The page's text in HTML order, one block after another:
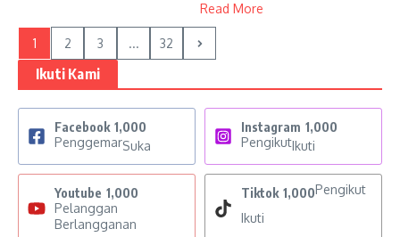
Read More
1 2 3 ... 32
Ikuti Kami
Facebook 1,000
PenggemarSuka
Instagram 1,000
PengikutIkuti
Youtube 1,000
Pelanggan
Berlangganan
Tiktok 1,000Pengikut
Ikuti